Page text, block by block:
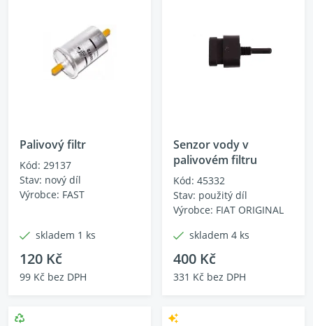
Palivový filtr
Kód: 29137
Stav: nový díl
Výrobce: FAST
skladem 1 ks
120 Kč
99 Kč bez DPH
Senzor vody v
palivovém filtru
Kód: 45332
Stav: použitý díl
Výrobce: FIAT ORIGINAL
skladem 4 ks
400 Kč
331 Kč bez DPH